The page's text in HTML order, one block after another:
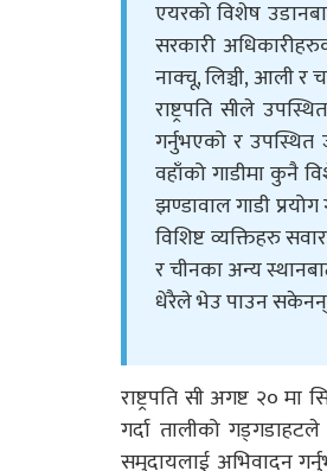
एयरको विशेष
सरकारी
नाक्चू, लिञ्ची, आली र
राष्ट्रपति सीले
गर्नुभएको र उपस्थित
वहाँको गाडीमा कुनै
झण्डावाल गाडी प्रयोग
विशिष्ट व्यक्तिहरु
र चीनका अन्य
धेरैले भेउ पाउन सकेनन्
राष्ट्रपति सी अगष्ट २०
गर्दा तालीको
समुदायलाई अभिवादन